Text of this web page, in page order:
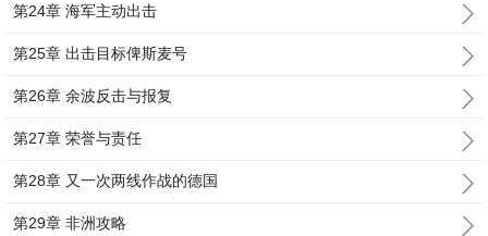
第24章 海军主动出击
第25章 出击目标俾斯麦号
第26章 余波反击与报复
第27章 荣誉与责任
第28章 又一次两线作战的德国
第29章 非洲攻略